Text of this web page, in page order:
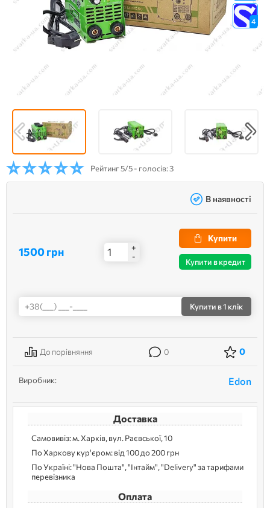
4
Рейтинг5/5 - голосів: 3
В наявності
1500 грн
+
-
Купити
Купити в кредит
Купити в 1 клік
До порівняння 0 0
Виробник: Edon
Доставка
Самовивіз: м. Харків, вул. Раєвської, 10
По Харкову кур'єром: від 100 до 200 грн
По Україні: "Нова Пошта", "Інтайм", "Delivery" за тарифами
перевізника
Оплата